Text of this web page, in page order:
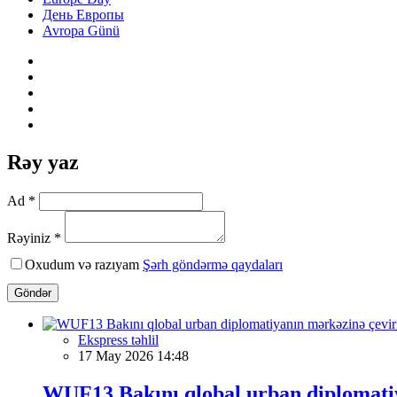
День Европы
Avropa Günü
Rəy yaz
Ad *
Rəyiniz *
Oxudum və razıyam Şərh göndərmə qaydaları
Göndər
Ekspress təhlil
17 May 2026 14:48